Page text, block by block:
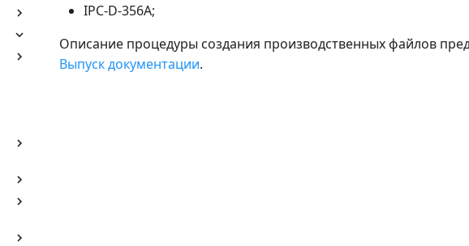
IPC-D-356A;
Описание процедуры создания производственных файлов
Выпуск документации.